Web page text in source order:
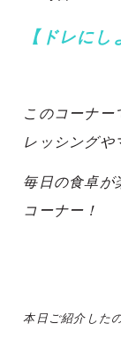
【ドレに
このコーナー
レッシングや
毎日の食卓が
コーナー！
本日ご紹介した